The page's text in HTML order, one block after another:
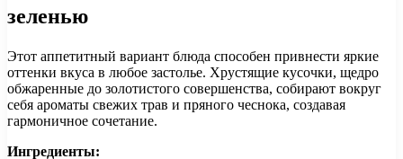
зеленью
Этот аппетитный вариант блюда способен привнести яркие
оттенки вкуса в любое застолье. Хрустящие кусочки, щедро
обжаренные до золотистого совершенства, собирают вокруг
себя ароматы свежих трав и пряного чеснока, создавая
гармоничное сочетание.
Ингредиенты: